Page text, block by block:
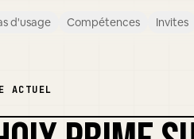
d'usage Compétences Invites
ACTUEL